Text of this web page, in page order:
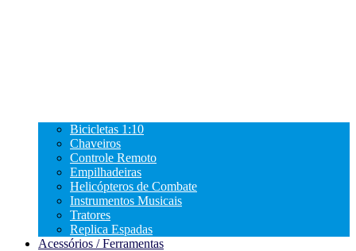
Bicicletas 1:10
Chaveiros
Controle Remoto
Empilhadeiras
Helicópteros de Combate
Instrumentos Musicais
Tratores
Replica Espadas
Acessórios / Ferramentas